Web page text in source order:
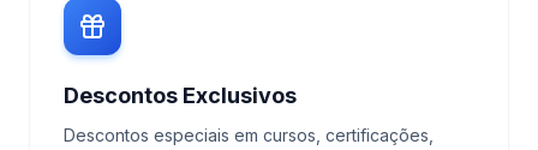
Descontos Exclusivos
Descontos especiais em cursos, certificações,